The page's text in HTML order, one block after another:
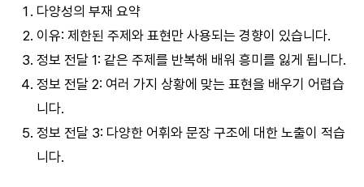
다양성의 부재 요약
이유: 제한된 주제와 표현만 사용되는 경향이 있습니다.
정보 전달 1: 같은 주제를 반복해 배워 흥미를 잃게 됩니다.
정보 전달 2: 여러 가지 상황에 맞는 표현을 배우기 어렵습
니다.
정보 전달 3: 다양한 어휘와 문장 구조에 대한 노출이 적습
니다.